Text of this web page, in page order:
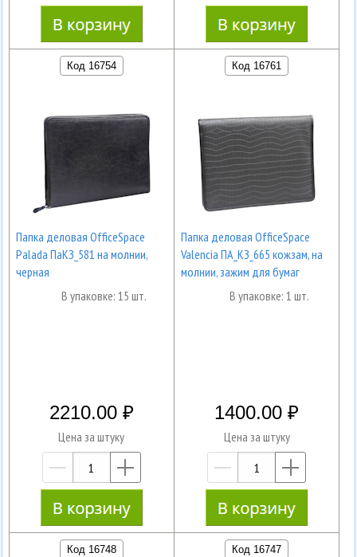
Код 16754
Папка деловая OfficeSpace
Palada ПаКЗ_581 на молнии,
черная
В упаковке: 15 шт.
2210.00
Цена за штуку
—
Код 16761
Папка деловая OfficeSpace
Valencia ПА_КЗ_665 кожзам, на
молнии, зажим для бумаг
В упаковке: 1 шт.
1400.00
Цена за штуку
—
Код 16748 Код 16747